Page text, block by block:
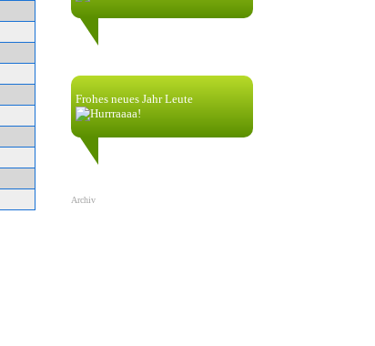
Frohes neues Jahr Leute
Archiv